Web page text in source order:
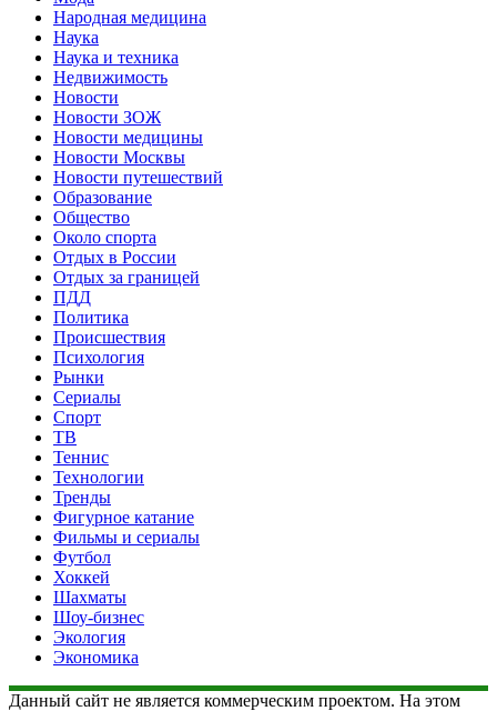
Народная медицина
Наука
Наука и техника
Недвижимость
Новости
Новости ЗОЖ
Новости медицины
Новости Москвы
Новости путешествий
Образование
Общество
Около спорта
Отдых в России
Отдых за границей
ПДД
Политика
Происшествия
Психология
Рынки
Сериалы
Спорт
ТВ
Теннис
Технологии
Тренды
Фигурное катание
Фильмы и сериалы
Футбол
Хоккей
Шахматы
Шоу-бизнес
Экология
Экономика
Данный сайт не является коммерческим проектом. На этом